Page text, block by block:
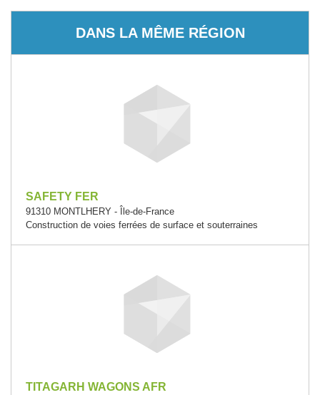
DANS LA MÊME RÉGION
SAFETY FER
91310 MONTLHERY - Île-de-France
Construction de voies ferrées de surface et souterraines
TITAGARH WAGONS AFR